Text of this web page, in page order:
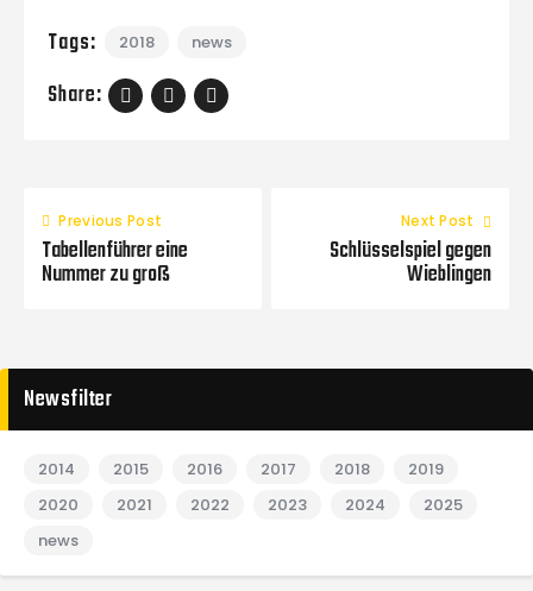
Tags: 2018 news
Share:
Previous Post
Tabellenführer eine
Nummer zu groß
Next Post
Schlüsselspiel gegen
Wieblingen
Newsfilter
2014 2015 2016 2017 2018
2019
2020
2021 2022 2023 2024
2025
news